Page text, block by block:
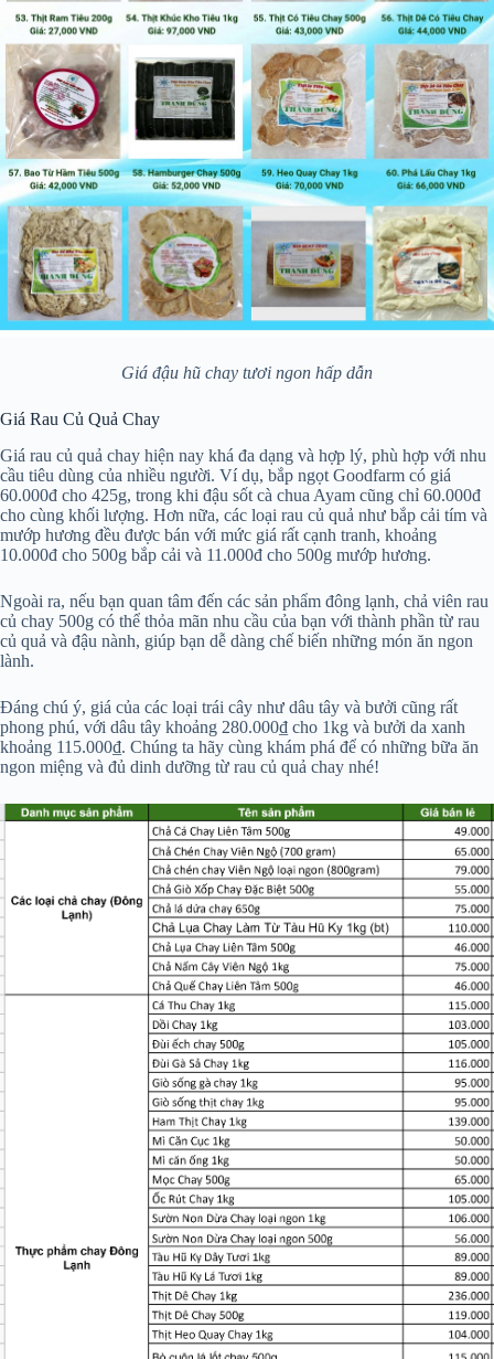
Giá đậu hũ chay tươi ngon hấp dẫn
Giá Rau Củ Quả Chay
Giá rau củ quả chay hiện nay khá đa dạng và hợp lý, phù hợp với nhu
cầu tiêu dùng của nhiều người. Ví dụ, bắp ngọt Goodfarm có giá
60.000đ cho 425g, trong khi đậu sốt cà chua Ayam cũng chỉ 60.000đ
cho cùng khối lượng. Hơn nữa, các loại rau củ quả như bắp cải tím và
mướp hương đều được bán với mức giá rất cạnh tranh, khoảng
10.000đ cho 500g bắp cải và 11.000đ cho 500g mướp hương.
Ngoài ra, nếu bạn quan tâm đến các sản phẩm đông lạnh, chả viên rau
củ chay 500g có thể thỏa mãn nhu cầu của bạn với thành phần từ rau
củ quả và đậu nành, giúp bạn dễ dàng chế biến những món ăn ngon
lành.
Đáng chú ý, giá của các loại trái cây như dâu tây và bưởi cũng rất
phong phú, với dâu tây khoảng 280.000₫ cho 1kg và bưởi da xanh
khoảng 115.000₫. Chúng ta hãy cùng khám phá để có những bữa ăn
ngon miệng và đủ dinh dưỡng từ rau củ quả chay nhé!